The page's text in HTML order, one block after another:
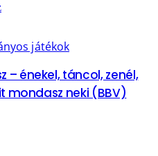
játékok
– énekel, táncol, zenél,
mondasz neki (BBV)